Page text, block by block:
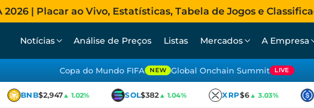
| Placar ao Vivo, Estatísticas, Tabela de Jogos e
Notícias Análise de Preços Listas Mercados A Empresa
Copa do Mundo FIFA NEW Global Onchain Summit LIVE
BNB$2,947▲ 1.02% SOL$382▲ 1.04% XRP$6▲ 3.03%